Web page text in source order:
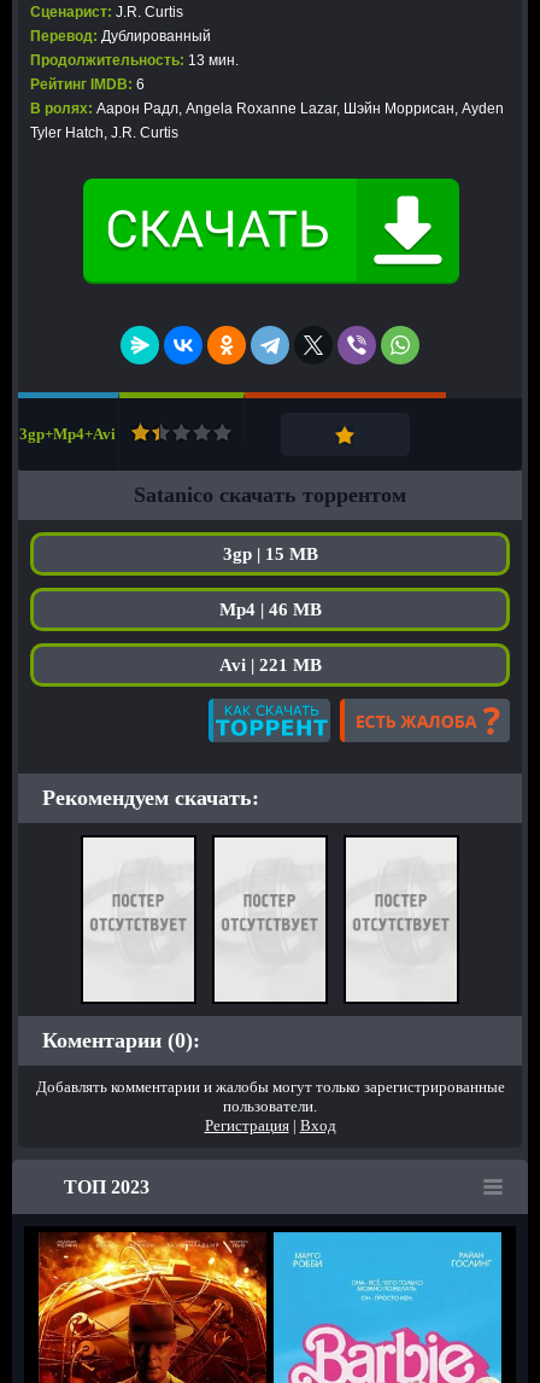
Сценарист: J.R. Curtis
Перевод: Дублированный
Продолжительность: 13 мин.
Рейтинг IMDB: 6
В ролях: Аарон Радл, Angela Roxanne Lazar, Шэйн Моррисан, Ayden
Tyler Hatch, J.R. Curtis
3gp+Mp4+Avi
Satanico скачать торрентом
3gp | 15 MB
Mp4 | 46 MB
Avi | 221 MB
Рекомендуем скачать:
Коментарии (0):
Добавлять комментарии и жалобы могут только зарегистрированные
пользователи.
Регистрация| Вход
ТОП 2023